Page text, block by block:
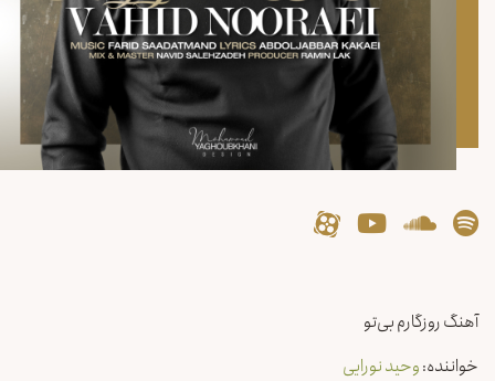
آهنگ روزگارم بی‌تو
خواننده:وحید نورایی